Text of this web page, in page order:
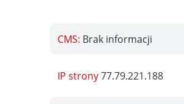
CMS: Brak informacji
IP strony77.79.221.188